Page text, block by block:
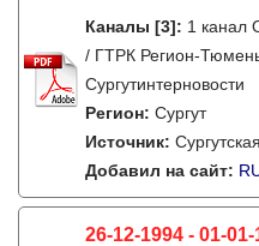
Каналы [3]: 1 канал
/ ГТРК Регион-
Сургутинтерновости
Регион: Сургут
Источник:
Добавил на сайт:
26-12-1994 - 01-01-